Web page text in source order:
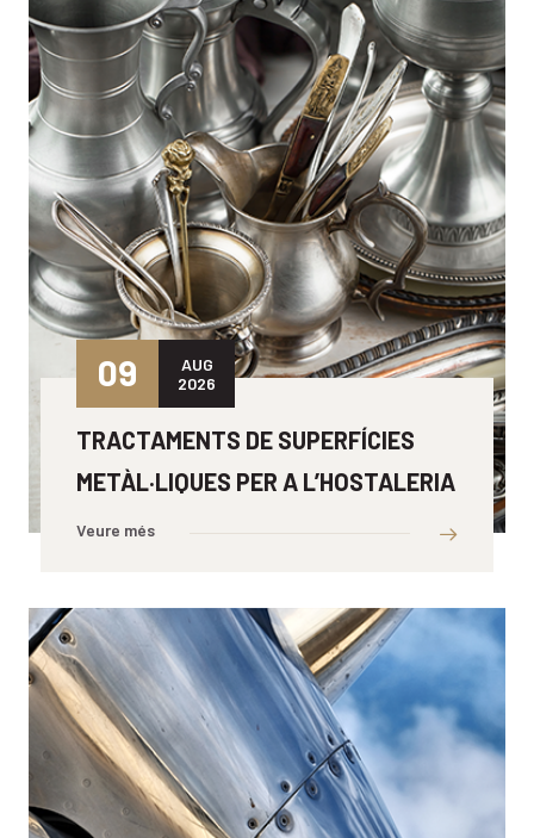
09
AUG
2026
TRACTAMENTS DE SUPERFÍCIES
METÀL·LIQUES PER A L’HOSTALERIA
Veure més